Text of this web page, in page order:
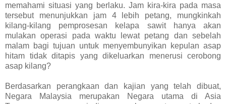
memahami situasi yang berlaku. Jam kira-kira pada masa
tersebut menunjukkan jam 4 lebih petang, mungkinkah
kilang-kilang pemprosesan kelapa sawit hanya akan
mulakan operasi pada waktu lewat petang dan sebelah
malam bagi tujuan untuk menyembunyikan kepulan asap
hitam tidak ditapis yang dikeluarkan menerusi cerobong
asap kilang?
Berdasarkan perangkaan dan kajian yang telah dibuat,
Negara Malaysia merupakan Negara utama di Asia